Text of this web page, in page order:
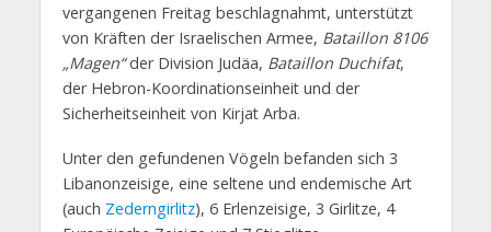
vergangenen Freitag beschlagnahmt, unterstützt
von Kräften der Israelischen Armee, Bataillon 8106
„Magen“der Division Judäa, Bataillon Duchifat,
der Hebron-Koordinationseinheit und der
Sicherheitseinheit von Kirjat Arba.
Unter den gefundenen Vögeln befanden sich 3
Libanonzeisige, eine seltene und endemische Art
(auch Zederngirlitz), 6 Erlenzeisige, 3 Girlitze, 4